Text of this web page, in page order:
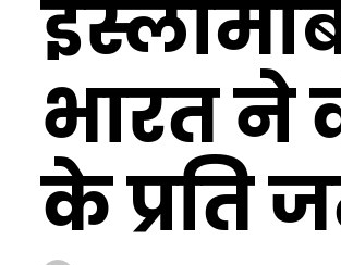
भारत ने
के प्रति